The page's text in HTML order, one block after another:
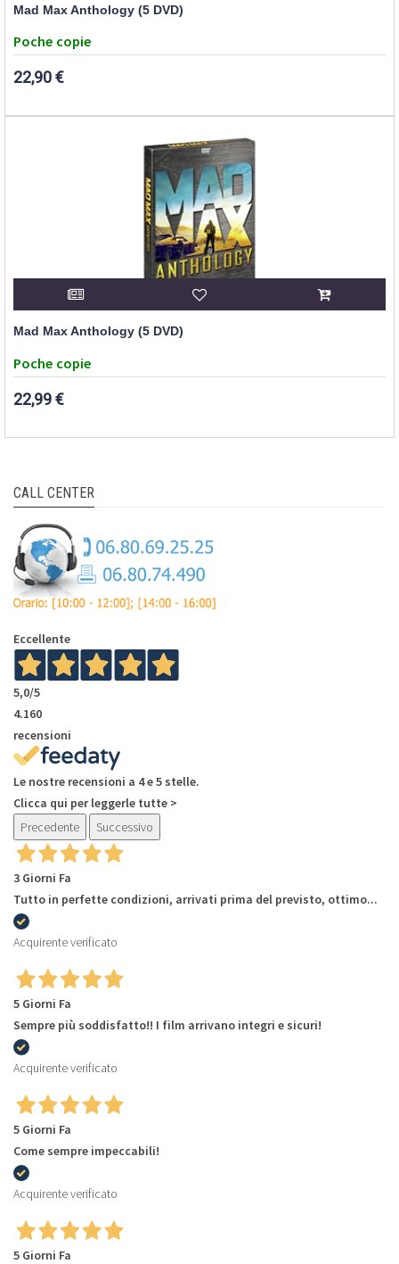
Mad Max Anthology (5 DVD)
Poche copie
22,90 €
Mad Max Anthology (5 DVD)
Poche copie
22,99 €
CALL CENTER
Eccellente
5,0/5
4.160
recensioni
Le nostre recensioni a 4 e 5 stelle.
Clicca qui per leggerle tutte >
Precedente
Successivo
3 Giorni Fa
Tutto in perfette condizioni, arrivati prima del previsto, ottimo...
Acquirente verificato
5 Giorni Fa
Sempre più soddisfatto!! I film arrivano integri e sicuri!
Acquirente verificato
5 Giorni Fa
Come sempre impeccabili!
Acquirente verificato
5 Giorni Fa